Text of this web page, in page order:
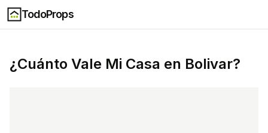
TodoProps
¿Cuánto Vale Mi Casa en Bolivar?